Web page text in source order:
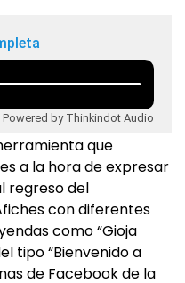
Powered by Thinkindot Audio
que
a la hora de expresar
regreso del
con diferentes
como “Gioja
tipo “Bienvenido a
de Facebook de la